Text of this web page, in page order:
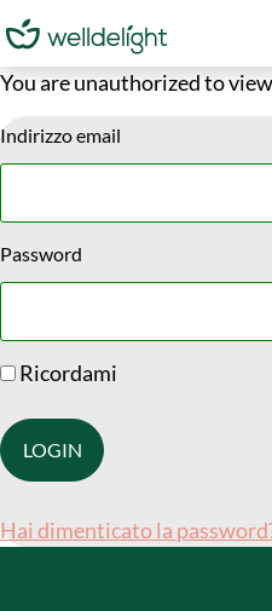
You are unauthorized to
Indirizzo email
Password
Ricordami
Hai dimenticato la